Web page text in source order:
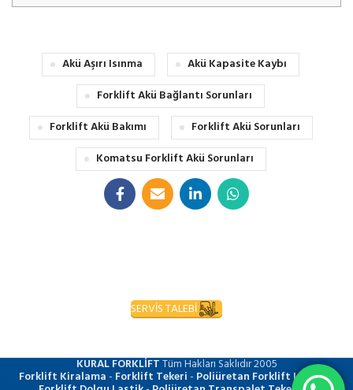
Akü Aşırı Isınma
Akü Kapasite Kaybı
Forklift Akü Bağlantı Sorunları
Forklift Akü Bakımı
Forklift Akü Sorunları
Komatsu Forklift Akü Sorunları
SERVİS TALEBİ
KURAL FORKLİFTTüm Hakları Saklıdır2005
Forklift Kiralama- Forklift Tekeri- Poliüretan Forklift Lastiği-